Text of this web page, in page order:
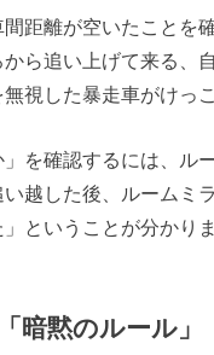
距離が空いたことを
ら追い上げて来る、
視した暴走車がけっ
を確認するには、ル
越した後、ルームミ
ということが分かりま
暗黙のルール」